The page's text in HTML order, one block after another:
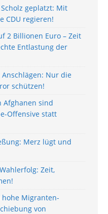
geplatzt: Mit
CDU regieren!
2 Billionen Euro – Zeit
Entlastung der
Nur die
schützen!
Afghanen sind
Offensive statt
Merz lügt und
Zeit,
Migranten-
von